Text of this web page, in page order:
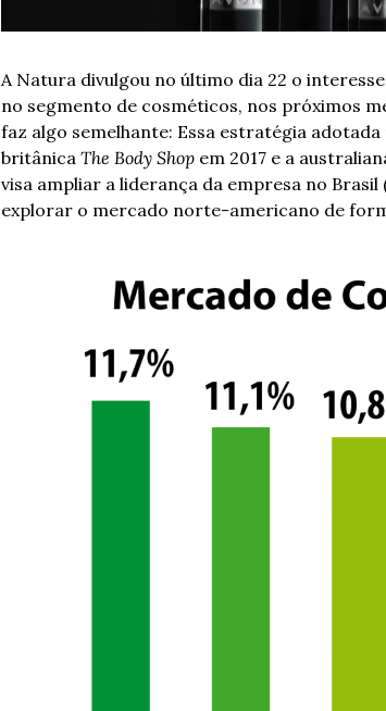
A Natura divulgou no último dia 22 o
no segmento de cosméticos, nos próximos
faz algo semelhante: Essa estratégia
britânica The Body Shop em 2017 e a
visa ampliar a liderança da empresa no Brasil
explorar o mercado norte-americano de